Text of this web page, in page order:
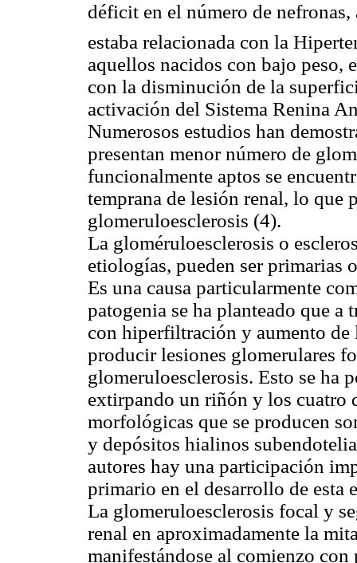
déficit en el número de nefronas,
estaba relacionada con la
aquellos nacidos con bajo peso,
con la disminución de la
activación del Sistema Renina
Numerosos estudios han
presentan menor número de
funcionalmente aptos se
temprana de lesión renal, lo que
glomeruloesclerosis (4).
La gloméruloesclerosis o
etiologías, pueden ser primarias
Es una causa particularmente
patogenia se ha planteado que
con hiperfiltración y aumento de
producir lesiones glomerulares
glomeruloesclerosis. Esto se ha
extirpando un riñón y los cuatro
morfológicas que se producen
y depósitos hialinos
autores hay una participación
primario en el desarrollo de esta
La glomeruloesclerosis focal y
renal en aproximadamente la
manifestándose al comienzo con